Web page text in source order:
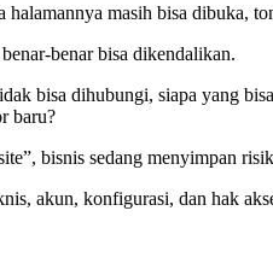
masih bisa dibuka,
benar bisa dikendalikan.
bisa dihubungi, siapa yang
baru?
bisnis sedang menyimpan
akun, konfigurasi, dan hak